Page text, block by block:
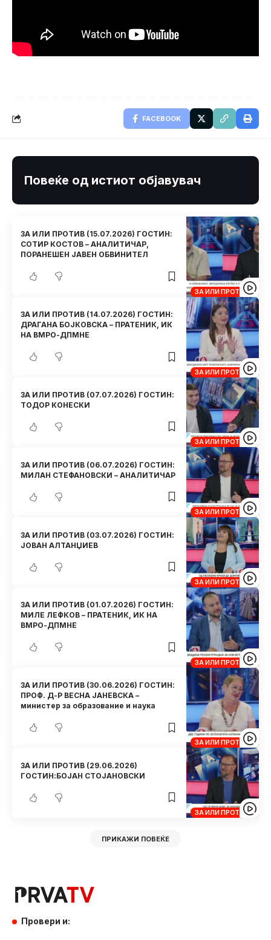
FACEBOOK
Повеќе од истиот објавувач
ЗА ИЛИ ПРОТИВ
ЗА ИЛИ ПРОТИВ (15.07.2026) ГОСТИН:
СОТИР КОСТОВ – АНАЛИТИЧАР,
ПОРАНЕШЕН ЈАВЕН ОБВИНИТЕЛ
ЗА ИЛИ ПРОТИВ
ЗА ИЛИ ПРОТИВ (14.07.2026) ГОСТИН:
ДРАГАНА БОЈКОВСКА – ПРАТЕНИК, ИК
НА ВМРО-ДПМНЕ
ЗА ИЛИ ПРОТИВ
ЗА ИЛИ ПРОТИВ (07.07.2026) ГОСТИН:
ТОДОР КОНЕСКИ
ЗА ИЛИ ПРОТИВ
ЗА ИЛИ ПРОТИВ (06.07.2026) ГОСТИН:
МИЛАН СТЕФАНОВСКИ – АНАЛИТИЧАР
ЗА ИЛИ ПРОТИВ
ЗА ИЛИ ПРОТИВ (03.07.2026) ГОСТИН:
ЈОВАН АЛТАНЏИЕВ
ЗА ИЛИ ПРОТИВ
ЗА ИЛИ ПРОТИВ (01.07.2026) ГОСТИН:
МИЛЕ ЛЕФКОВ – ПРАТЕНИК, ИК НА
ВМРО-ДПМНЕ
ЗА ИЛИ ПРОТИВ
ЗА ИЛИ ПРОТИВ (30.06.2026) ГОСТИН:
ПРОФ. Д-Р ВЕСНА ЈАНЕВСКА –
министер за образование и наука
ЗА ИЛИ ПРОТИВ
ЗА ИЛИ ПРОТИВ (29.06.2026)
ГОСТИН:БОЈАН СТОЈАНОВСКИ
ПРИКАЖИ ПОВЕЌЕ
Провери и: